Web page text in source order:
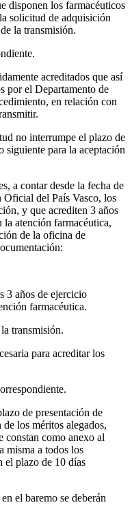
disponen los farmacéuticos
solicitud de adquisición
la transmisión.
acreditados que así
por el Departamento de
en relación con
no interrumpe el plazo de
siguiente para la aceptación
a contar desde la fecha de
del País Vasco, los
y que acrediten 3 años
atención farmacéutica,
de la oficina de
3 años de ejercicio
farmacéutica.
transmisión.
para acreditar los
de presentación de
los méritos alegados,
constan como anexo al
misma a todos los
el plazo de 10 días
el baremo se deberán